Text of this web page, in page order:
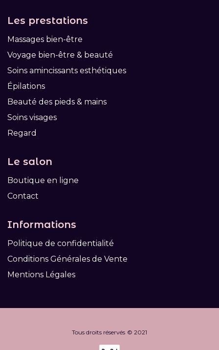
Les prestations
Massages bien-être
Voyage bien-être & beauté
Soins amincissants esthétiques
Épilations
Beauté des pieds & mains
Soins visages
Regard
Le salon
Boutique en ligne
Contact
Informations
Politique de confidentialité
Conditions Générales de Vente
Mentions Légales
Tous droits réservés © 2021